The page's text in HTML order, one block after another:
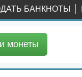
БАНКНОТЫ
монеты